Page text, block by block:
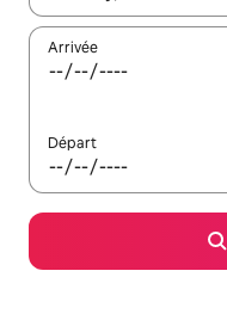
Arrivée
Départ